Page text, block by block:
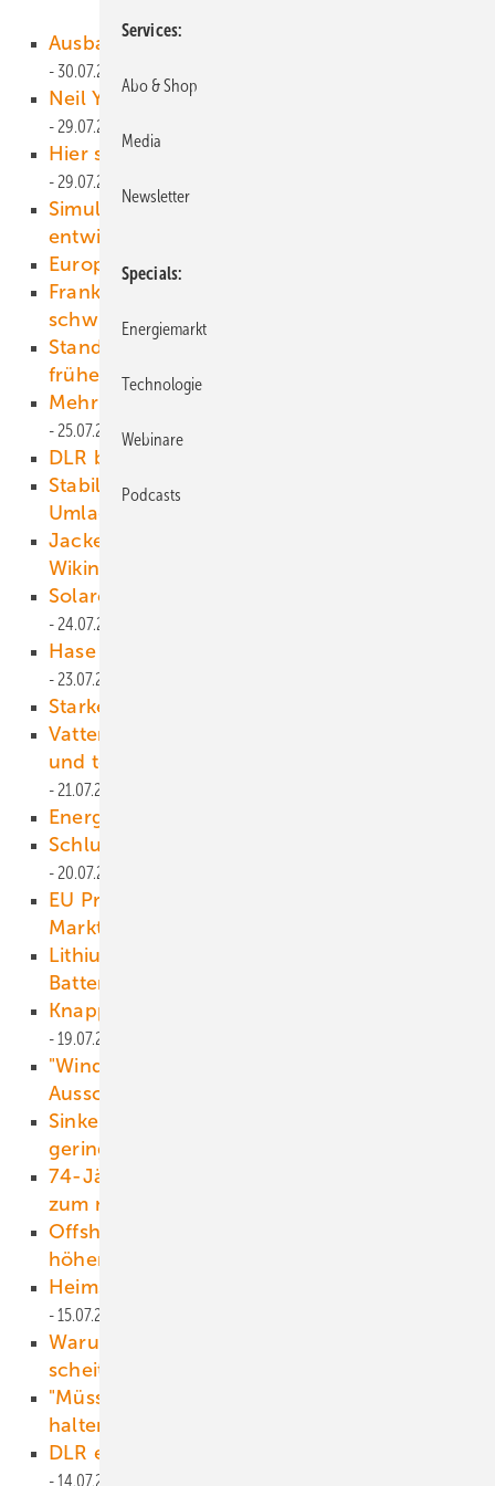
Ausbaurekord: Schon 16 Prozent Windstrom
30.07.2016
Neil Young und sein Elektro-Lincoln
29.07.2016
Hier soll ein Atomkraftwerk gebaut werden!
29.07.2016
Simulationstool für neue Geschäftsmodelle
entwickelt
Europa, welches Europa?
Frankreich erteilt Zuschläge für
schwimmende Windturbinen
Standsicher: Betriebserlaubnis zwei Wochen
früher
26.07.2016
Mehr Produktion, niedrigere Preise
25.07.2016
DLR baut Wasserstoffkraftwerk
Stabiler Strompreis trotz steigender EEG-
Umlage theoretisch möglich
Jacket-Fundamente für Offshore-Park
Wikinger
Solarenergie kann sich immer noch lohnen
24.07.2016
Hase und Huhn im Sonnenparadies
23.07.2016
Starken Wind groß abgreifen
Vattenfall setzt noch mehr auf Offshore -
und testet Acht-MW-Turbinen durch
21.07.2016
Energiemärkte stärker vernetzen
Schlupfloch-Politik der EU gefährdet Klima
20.07.2016
EU Pro Sun zweifelt an Chinas Status einer
Marktwirtschaft
Lithium-Ionen oder Redox-Flow? Welcher
Batterietyp setzt sich durch
Knapp 260 Megawatt neu am Netz
19.07.2016
"Windenergie bis 18 MW von
Ausschreibungen ausnehmen"
Sinkende Photovoltaikpreise sorgen für
geringere Investitionssummen
74-Jähriger fährt 4.000 km mit E-Scooter
zum nördlichsten Punkt Europas
Offshore-Wind pustet Erneuerbarenquote
höher
Heimspeicher mit riesigem Marktwachstum
15.07.2016
Warum die Windkraftgegner in Brandenburg
scheiterten
"Müssen Risiken des Investments gering
halten"
DLR entwickelt neues Speicherkonzept
14.07.2016
Services
Abo & Shop
Media
Newsletter
Specials
Energiemarkt
Technologie
Webinare
Podcasts